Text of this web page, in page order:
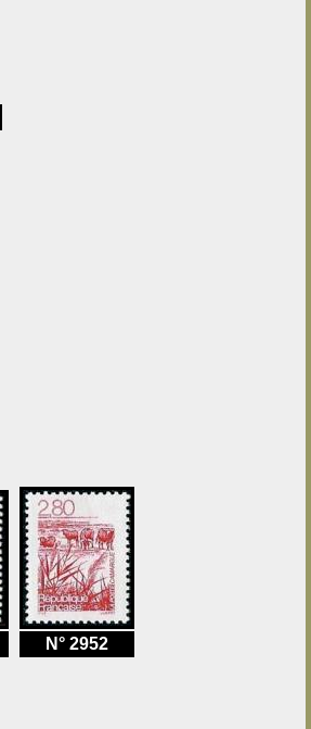
N° 2952